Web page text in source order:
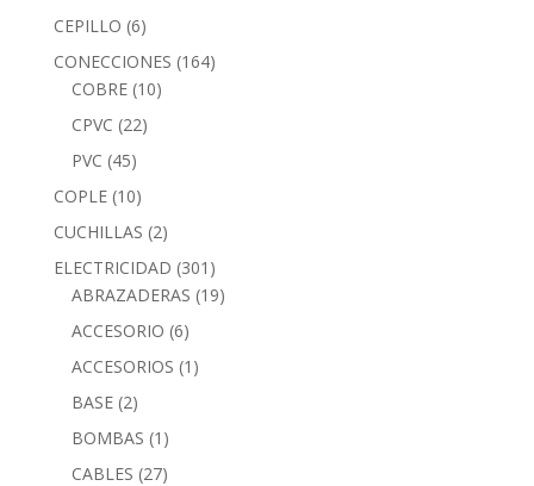
CEPILLO (6)
CONECCIONES (164)
COBRE (10)
CPVC (22)
PVC (45)
COPLE (10)
CUCHILLAS (2)
ELECTRICIDAD (301)
ABRAZADERAS (19)
ACCESORIO (6)
ACCESORIOS (1)
BASE (2)
BOMBAS (1)
CABLES (27)